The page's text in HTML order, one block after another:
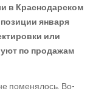
в Краснодарском
позиции января
или
по продажам
поменялось. Во-